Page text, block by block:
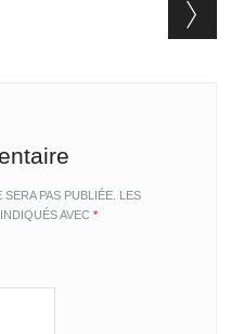
PAS PUBLIÉE. LES
AVEC*